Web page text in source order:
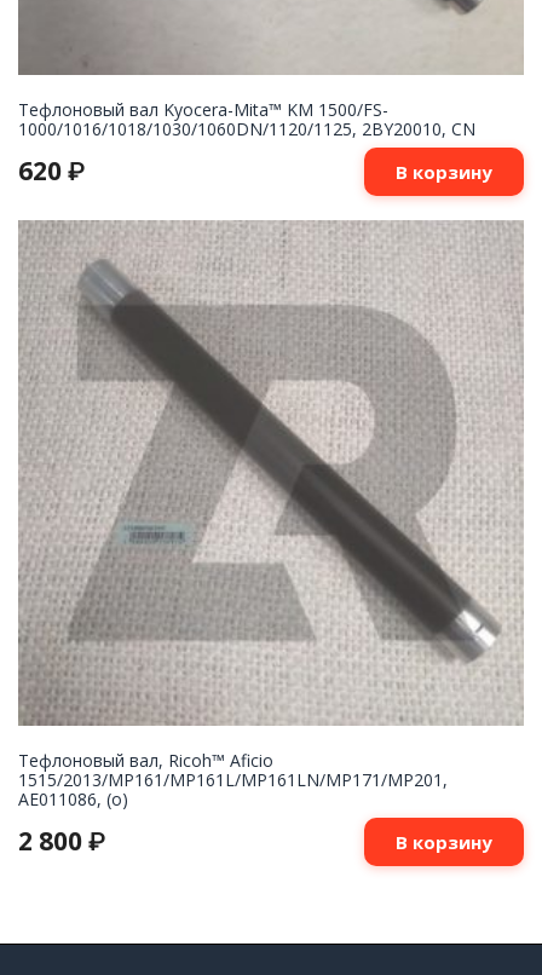
Тефлоновый вал Kyocera-Mita™ KM 1500/FS-
1000/1016/1018/1030/1060DN/1120/1125, 2BY20010, CN
620 ₽ В корзину
Тефлоновый вал, Ricoh™ Aficio
1515/2013/MP161/MP161L/MP161LN/MP171/MP201,
AE011086, (o)
2 800 ₽ В корзину